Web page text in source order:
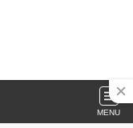
MENU